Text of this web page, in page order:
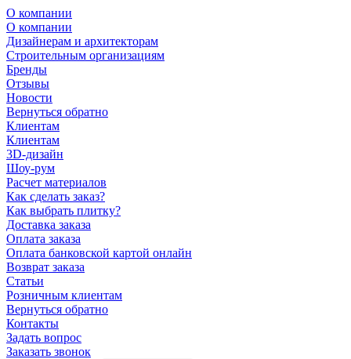
О компании
О компании
Дизайнерам и архитекторам
Строительным организациям
Бренды
Отзывы
Новости
Вернуться обратно
Клиентам
Клиентам
3D-дизайн
Шоу-рум
Расчет материалов
Как сделать заказ?
Как выбрать плитку?
Доставка заказа
Оплата заказа
Оплата банковской картой онлайн
Возврат заказа
Статьи
Розничным клиентам
Вернуться обратно
Контакты
Задать вопрос
Заказать звонок